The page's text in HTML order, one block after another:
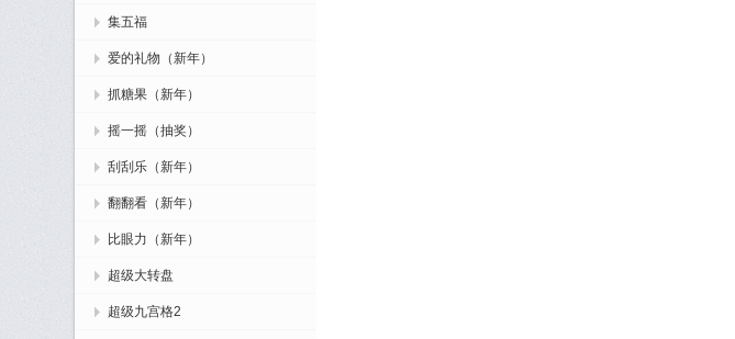
集五福
爱的礼物（新年）
抓糖果（新年）
摇一摇（抽奖）
刮刮乐（新年）
翻翻看（新年）
比眼力（新年）
超级大转盘
超级九宫格2